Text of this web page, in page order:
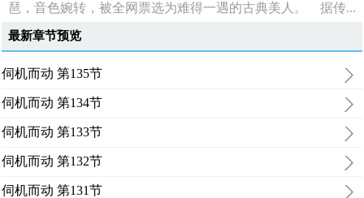
琶，音色婉转，被全网票选为难得一遇的古典美人。 据传...
最新章节预览
伺机而动 第135节
伺机而动 第134节
伺机而动 第133节
伺机而动 第132节
伺机而动 第131节